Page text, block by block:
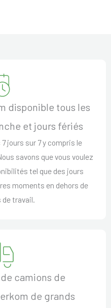
disponible tous les
et jours fériés
jours sur 7 y compris le
savons que vous voulez
tel que des jours
moments en dehors de
travail.
camions de
de grands